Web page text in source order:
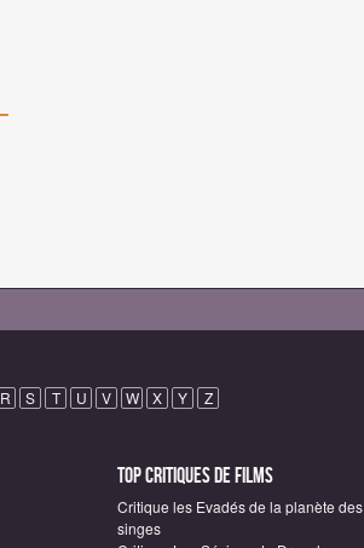
R S T U V W X Y Z
Top critiques de Films
Critique les Evadés de la planète des
singes